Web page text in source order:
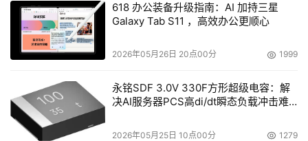
景，包括赛博朋克、2D动漫、中国水墨画，以及机器人、
动物等。例如，创作者可上传卡通角色或虚拟形象，生成风
格化的动态视频，满足动漫、游戏等领域的创作需求。
在多人互动场景中，HunyuanVideo-Avatar 展现出优异性
能。无论是日常对话、相声表演还是对唱场景，模型能精准
驱动多个角色，确保唇形、表情和动作与音频同步，互动自
618 办公装备升级指南：AI 加持三星
Galaxy Tab S11 ，高效办公更顺心
2026年05月26日 20点00分 1999
永铭SDF 3.0V 330F方形超级电容：解
决AI服务器PCS高di/dt瞬态负载冲击难
2026年05月25日 10点00分 1279